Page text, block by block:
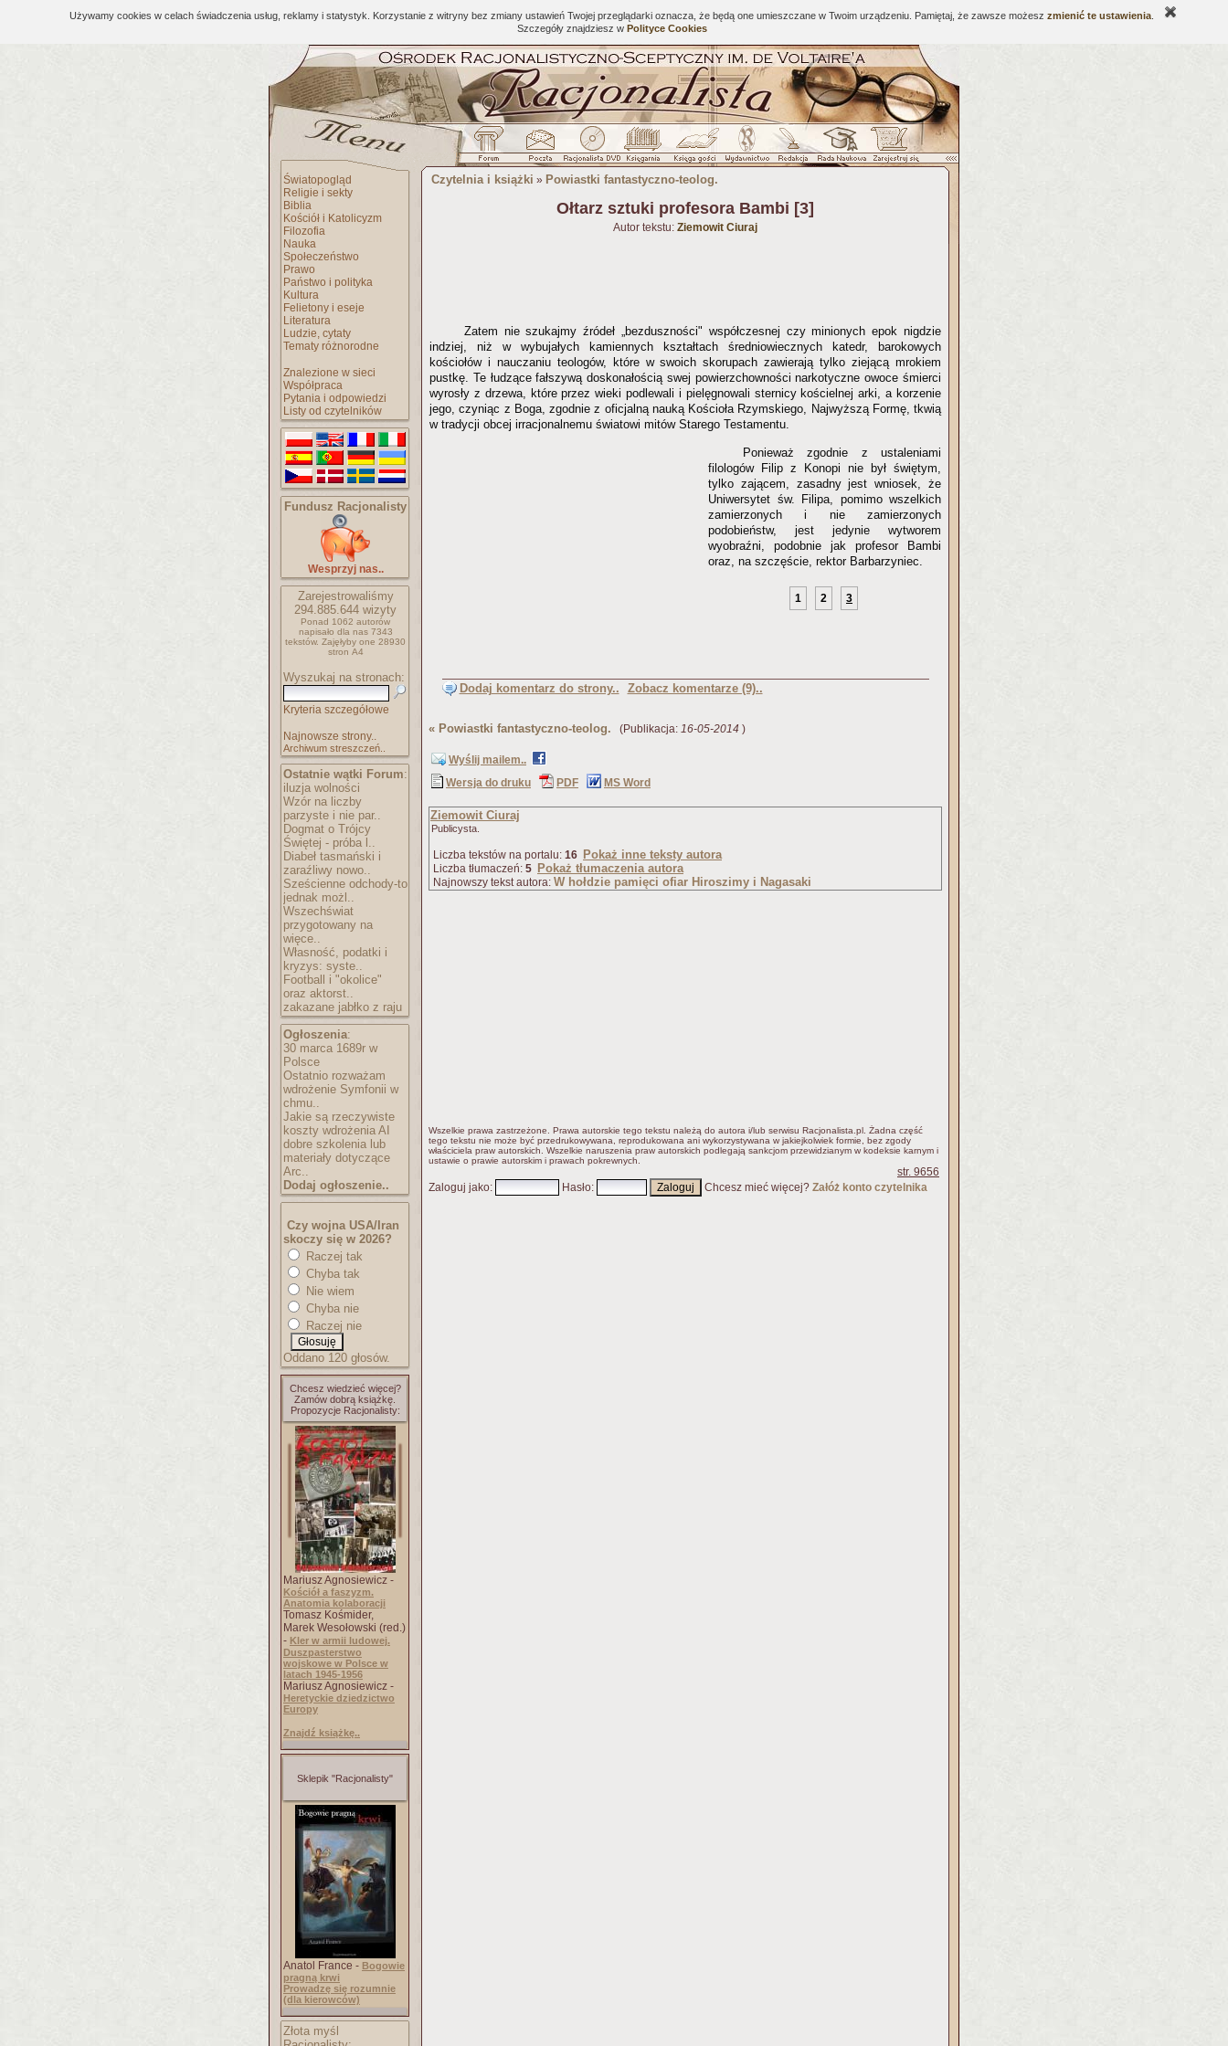
Używamy cookies w celach świadczenia usług, reklamy i statystyk. Korzystanie z witryny bez zmiany ustawień Twojej przeglądarki oznacza, że będą one umieszczane w Twoim urządzeniu. Pamiętaj, że zawsze możesz zmienić te ustawienia
Szczegóły znajdziesz w Polityce Cookies
Światopogląd
Religie i sekty
Biblia
Kościół i Katolicyzm
Filozofia
Nauka
Społeczeństwo
Prawo
Państwo i polityka
Kultura
Felietony i eseje
Literatura
Ludzie, cytaty
Tematy różnorodne
Znalezione w sieci
Współpraca
Pytania i odpowiedzi
Listy od czytelników
Fundusz Racjonalisty
Wesprzyj nas..
Zarejestrowaliśmy
294.885.644 wizyty
Ponad 1062 autorów
napisało dla nas 7343
tekstów. Zajęłyby one 28930
stron A4
Wyszukaj na stronach:
Kryteria szczegółowe
Najnowsze strony..
Archiwum streszczeń..
Ostatnie wątki Forum:
iluzja wolności
Wzór na liczby
parzyste i nie par..
Dogmat o Trójcy
Świętej - próba l..
Diabeł tasmański i
zaraźliwy nowo..
Sześcienne odchody-to
jednak możl..
Wszechświat
przygotowany na
więce..
Własność, podatki i
kryzys: syste..
Football i "okolice"
oraz aktorst..
zakazane jabłko z raju
Ogłoszenia:
30 marca 1689r w
Polsce
Ostatnio rozważam
wdrożenie Symfonii w
chmu..
Jakie są rzeczywiste
koszty wdrożenia AI
dobre szkolenia lub
materiały dotyczące
Arc..
Dodaj ogłoszenie..
Czy wojna USA/Iran
skoczy się w 2026?
Raczej tak
Chyba tak
Nie wiem
Chyba nie
Raczej nie
Oddano 120 głosów.
Chcesz wiedzieć więcej?
Zamów dobrą książkę.
Propozycje Racjonalisty:
Mariusz Agnosiewicz -
Kościół a faszyzm.
Anatomia kolaboracji
Tomasz Kośmider,
Marek Wesołowski (red.)
- Kler w armii ludowej.
Duszpasterstwo
wojskowe w Polsce w
latach 1945-1956
Mariusz Agnosiewicz -
Heretyckie dziedzictwo
Europy
Znajdź książkę..
Sklepik "Racjonalisty"
Anatol France - Bogowie
pragną krwi
Prowadzę się rozumnie
(dla kierowców)
Złota myśl
Czytelnia i książki » Powiastki fantastyczno-teolog.
Ołtarz sztuki profesora Bambi [3]
Autor tekstu: Ziemowit Ciuraj
Zatem nie szukajmy źródeł „bezduszności" współczesnej czy minionych epok nigdzie
indziej, niż w wybujałych kamiennych kształtach średniowiecznych katedr, barokowych
kościołów i nauczaniu teologów, które w swoich skorupach zawierają tylko ziejącą mrokiem
pustkę. Te łudzące fałszywą doskonałością swej powierzchowności narkotyczne owoce śmierci
wyrosły z drzewa, które przez wieki podlewali i pielęgnowali sternicy kościelnej arki, a korzenie
jego, czyniąc z Boga, zgodnie z oficjalną nauką Kościoła Rzymskiego, Najwyższą Formę, tkwią
w tradycji obcej irracjonalnemu światowi mitów Starego Testamentu.
Ponieważ zgodnie z ustaleniami
filologów Filip z Konopi nie był świętym,
tylko zającem, zasadny jest wniosek, że
Uniwersytet św. Filipa, pomimo wszelkich
zamierzonych i nie zamierzonych
podobieństw, jest jedynie wytworem
wyobraźni, podobnie jak profesor Bambi
oraz, na szczęście, rektor Barbarzyniec.
1 2 3
Dodaj komentarz do strony.. Zobacz komentarze (9)..
« Powiastki fantastyczno-teolog. (Publikacja: 16-05-2014 )
Wyślij mailem..
Wersja do druku
PDF MS Word
Ziemowit Ciuraj
Publicysta.
Liczba tekstów na portalu: 16 Pokaż inne teksty autora
Liczba tłumaczeń: 5 Pokaż tłumaczenia autora
Najnowszy tekst autora: W hołdzie pamięci ofiar Hiroszimy i Nagasaki
Wszelkie prawa zastrzeżone. Prawa autorskie tego tekstu należą do autora i/lub serwisu Racjonalista.pl. Żadna część
tego tekstu nie może być przedrukowywana, reprodukowana ani wykorzystywana w jakiejkolwiek formie, bez zgody
właściciela praw autorskich. Wszelkie naruszenia praw autorskich podlegają sankcjom przewidzianym w kodeksie karnym i
ustawie o prawie autorskim i prawach pokrewnych.
str. 9656
Zaloguj jako: Hasło: Chcesz mieć więcej? Załóż konto czytelnika